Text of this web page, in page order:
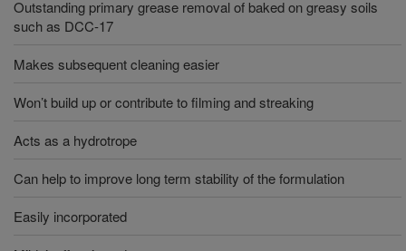
Outstanding primary grease removal of baked on greasy soils
such as DCC-17
Makes subsequent cleaning easier
Won’t build up or contribute to filming and streaking
Acts as a hydrotrope
Can help to improve long term stability of the formulation
Easily incorporated